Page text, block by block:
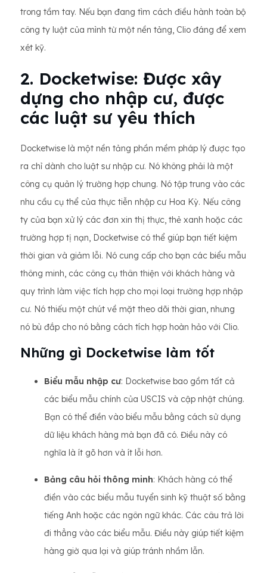
trong tầm tay. Nếu bạn đang tìm cách điều hành toàn bộ
công ty luật của mình từ một nền tảng, Clio đáng để xem
xét kỹ.
2. Docketwise: Được xây
dựng cho nhập cư, được
các luật sư yêu thích
Docketwise là một nền tảng phần mềm pháp lý được tạo
ra chỉ dành cho luật sư nhập cư. Nó không phải là một
công cụ quản lý trường hợp chung. Nó tập trung vào các
nhu cầu cụ thể của thực tiễn nhập cư Hoa Kỳ. Nếu công
ty của bạn xử lý các đơn xin thị thực, thẻ xanh hoặc các
trường hợp tị nạn, Docketwise có thể giúp bạn tiết kiệm
thời gian và giảm lỗi. Nó cung cấp cho bạn các biểu mẫu
thông minh, các công cụ thân thiện với khách hàng và
quy trình làm việc tích hợp cho mọi loại trường hợp nhập
cư. Nó thiếu một chút về mặt theo dõi thời gian, nhưng
nó bù đắp cho nó bằng cách tích hợp hoàn hảo với Clio.
Những gì Docketwise làm tốt
Biểu mẫu nhập cư: Docketwise bao gồm tất cả
các biểu mẫu chính của USCIS và cập nhật chúng.
Bạn có thể điền vào biểu mẫu bằng cách sử dụng
dữ liệu khách hàng mà bạn đã có. Điều này có
nghĩa là ít gõ hơn và ít lỗi hơn.
Bảng câu hỏi thông minh: Khách hàng có thể
điền vào các biểu mẫu tuyển sinh kỹ thuật số bằng
tiếng Anh hoặc các ngôn ngữ khác. Các câu trả lời
đi thẳng vào các biểu mẫu. Điều này giúp tiết kiệm
hàng giờ qua lại và giúp tránh nhầm lẫn.